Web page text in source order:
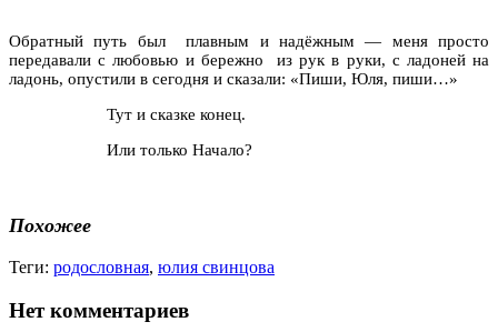
Обратный путь был плавным и надёжным — меня просто
передавали с любовью и бережно из рук в руки, с ладоней на
ладонь, опустили в сегодня и сказали: «Пиши, Юля, пиши…»
Тут и сказке конец.
Или только Начало?
Похожее
Теги: родословная, юлия свинцова
Нет комментариев